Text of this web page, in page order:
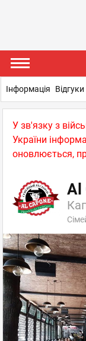
У зв'язку з
України
оновлюється,
Al
Інформація Відгуки